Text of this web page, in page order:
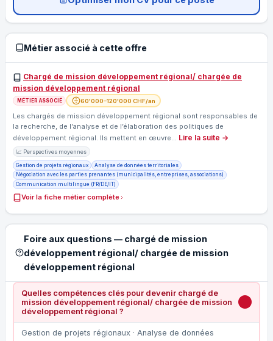
Métier associé à cette offre
Chargé de mission développement régional/ chargée de
mission développement régional
MÉTIER ASSOCIÉ 60'000–120'000 CHF/an
Les chargés de mission développement régional sont responsables de
la recherche, de l’analyse et de l’élaboration des politiques de
développement régional. Ils mettent en œuvre… Lire la suite →
📈 Perspectives moyennes
Gestion de projets régionaux
Analyse de données territoriales
Négociation avec les parties prenantes (municipalités, entreprises, associations)
Communication multilingue (FR/DE/IT)
Voir la fiche métier complète
Foire aux questions — chargé de mission
développement régional/ chargée de mission
développement régional
Quelles compétences clés pour devenir chargé de
mission développement régional/ chargée de mission
développement régional ?
Gestion de projets régionaux · Analyse de données